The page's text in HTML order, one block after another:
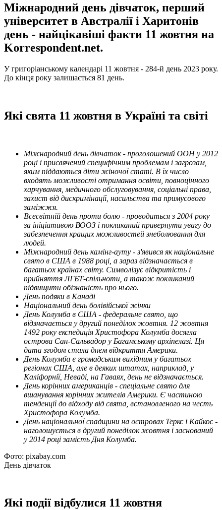
Міжнародний день дівчаток, перший
університет в Австралії і Харитонів
день - найцікавіші факти 11 жовтня на
Korrespondent.net.
У григоріанському календарі 11 жовтня - 284-й день 2023 року.
До кінця року залишається 81 день.
Які свята 11 жовтня в Україні та світі
Міжнародний день дівчаток - проголошений ООН у 2012
році і присвячений специфічним проблемам і загрозам,
яким піддаються діти жіночої статі. В їх число
входять можливості отримання освіти, повноцінного
харчування, медичного обслуговування, соціальні права,
захист від дискримінації, насильства та примусового
заміжжя.
Всесвітній день проти болю - проводиться з 2004 року
за ініціативою ВООЗ і покликаний привернути увагу до
забезпечення кращих можливостей знеболювання для
людей.
Міжнародний день камінг-ауту - з'явився як національне
свято в США в 1988 році, а зараз відзначається в
багатьох країнах світу. Символізує відкритість і
прийняття ЛГБТ-спільноти, а також покликаний
підвищити обізнаність про нього.
День подяки в Канаді
Національний день болівійської жінки
День Колумба в США - федеральне свято, що
відзначається у другий понеділок жовтня. 12 жовтня
1492 року експедиція Христофора Колумба досягла
острова Сан-Сальвадор у Багамському архіпелазі. Ця
дата згодом стала днем ​​відкриття Америки.
День Колумба є громадським вихідним у багатьох
регіонах США, але в деяких штатах, наприклад, у
Каліфорнії, Неваді, на Гаваях, день не відзначається.
День корінних американців - спеціальне свято для
вшанування корінних жителів Америки. Є частиною
тенденції до відходу від свята, встановленого на честь
Христофора Колумба.
День національної спадщини на островах Теркс і Кайкос -
наголошується в другий понеділок жовтня і заснований
у 2014 році замість Дня Колумба.
Фото: pixabay.com
День дівчаток
Які події відбулися 11 жовтня